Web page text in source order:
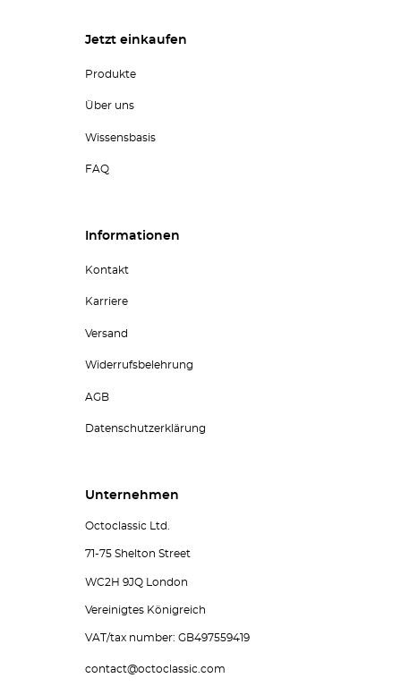
Jetzt einkaufen
Produkte
Über uns
Wissensbasis
FAQ
Informationen
Kontakt
Karriere
Versand
Widerrufsbelehrung
AGB
Datenschutzerklärung
Unternehmen
Octoclassic Ltd.
71-75 Shelton Street
WC2H 9JQ London
Vereinigtes Königreich
VAT/tax number: GB497559419
contact@octoclassic.com